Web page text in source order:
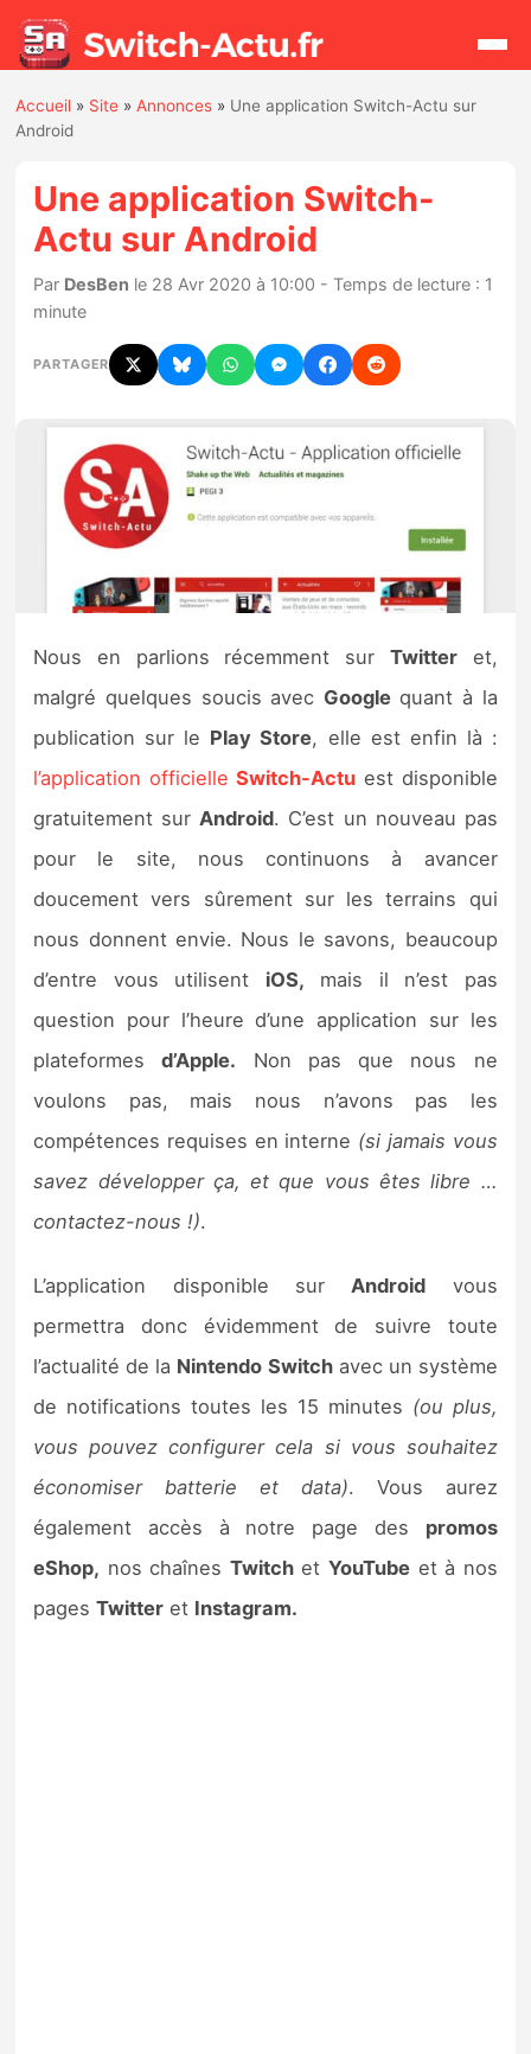
Actualités
Jeux
Hardware
Chiffres de ventes
Rumeurs
Nintendo Direct
Tests et previews
Tests de jeux
Tests d’accessoires
Autres tests
Previews
Précommandes
Précommandes jeux Switch 2
Bons plans
Guides
Accueil » Site »Annonces » Une application Switch-Actu sur
Android
Une application Switch-
Actu sur Android
Par DesBen le 28 Avr 2020 à 10:00 - Temps de lecture : 1
minute
PARTAGER
Nous en parlions récemment sur Twitteret,
malgré quelques soucis avec Googlequant à la
publication sur le Play Store, elle est enfin là :
l’application officielleSwitch-Actu est disponible
gratuitement sur Android. C’est un nouveau pas
pour le site, nous continuons à avancer
doucement vers sûrement sur les terrains qui
nous donnent envie. Nous le savons, beaucoup
d’entre vous utilisent iOS, mais il n’est pas
question pour l’heure d’une application sur les
plateformesd’Apple. Non pas que nous ne
voulons pas, mais nous n’avons pas les
compétences requises en interne (si jamais vous
savez développer ça, et que vous êtes libre …
contactez-nous !).
L’application disponible sur Android vous
permettra donc évidemment de suivre toute
l’actualité de la Nintendo Switchavec un système
de notifications toutes les 15 minutes (ou plus,
vous pouvez configurer cela si vous souhaitez
économiser batterie et data). Vous aurez
également accès à notre page des promos
eShop, nos chaînes TwitchetYouTube et à nos
pagesTwitter et Instagram.